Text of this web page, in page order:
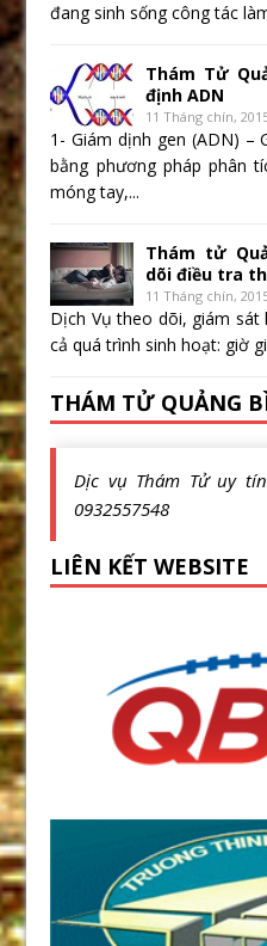
đang sinh sống công tác
Thám Tử
định ADN
11 Tháng chín,
1- Giám dịnh gen (ADN) –
bằng phương pháp phân
móng tay,...
Thám tử
dõi điều tra
11 Tháng chín,
Dịch Vụ theo dõi, giám
cả quá trình sinh hoạt: giờ
THÁM TỬ QUẢNG
Dịc vụ Thám Tử uy
0932557548
LIÊN KẾT WEBSITE